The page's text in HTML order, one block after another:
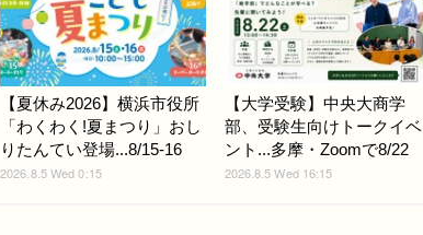
【夏休み2026】横浜市役所
「わくわく!夏まつり」おし
りたんてい登場...8/15-16
2026.8.5 Wed 0:15
【大学受験】中央大商学
部、受験生向けトークイベ
ント...多摩・Zoomで8/22
2026.8.5 Wed 16:15